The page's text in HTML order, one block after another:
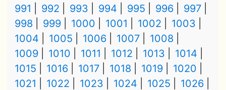
991
992 993 994 995 996
997
998
999 1000 1001 1002
1003
1004
1005 1006 1007
1008
1009
1010 1011 1012 1013
1014
1015
1016 1017 1018 1019
1020
1021
1022 1023 1024 1025
1026